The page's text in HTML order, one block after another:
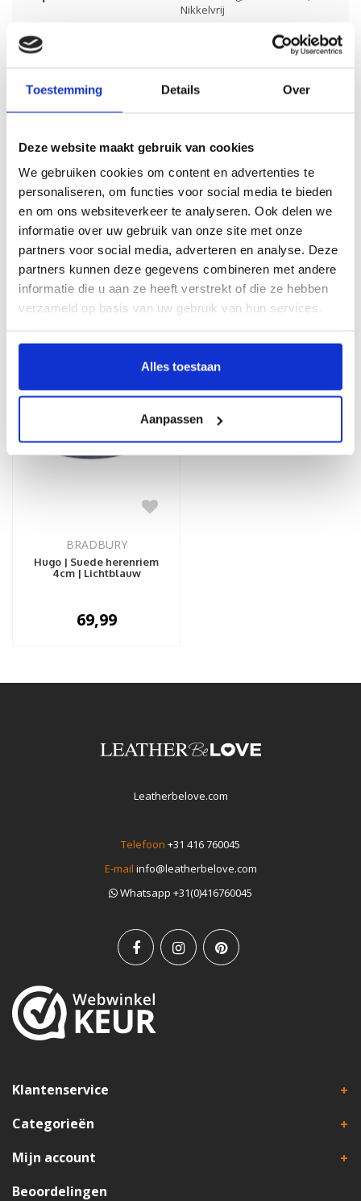
Toestemming Details Over
Deze website maakt gebruik van cookies
We gebruiken cookies om content en advertenties te
personaliseren, om functies voor social media te bieden
en om ons websiteverkeer te analyseren. Ook delen we
informatie over uw gebruik van onze site met onze
partners voor social media, adverteren en analyse. Deze
partners kunnen deze gegevens combineren met andere
informatie die u aan ze heeft verstrekt of die ze hebben
verzameld op basis van uw gebruik van hun services.
Alles toestaan
Aanpassen
Nikkelvrij
Merk:
Inkorten mogelijk:
Artikelcode: 5073
Gerelateerde producten
BRADBURY
Hugo | Suede herenriem
4cm | Lichtblauw
69,99
Leatherbelove.com
Telefoon +31 416 760045
E-mail info@leatherbelove.com
Whatsapp +31(0)416760045
Klantenservice
Categorieën
Mijn account
Beoordelingen